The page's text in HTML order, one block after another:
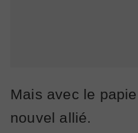
Mais avec le
nouvel allié.